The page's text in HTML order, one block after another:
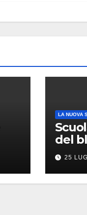
LA NUOVA
del
25